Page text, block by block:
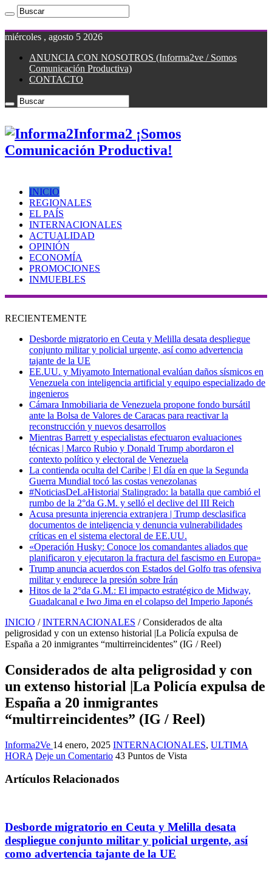
miércoles , agosto 5 2026
ANUNCIA CON NOSOTROS (Informa2ve / Somos
Comunicación Productiva)
CONTACTO
Informa2 ¡Somos
Comunicación Productiva!
INICIO
REGIONALES
EL PAÍS
INTERNACIONALES
ACTUALIDAD
OPINIÓN
ECONOMÍA
PROMOCIONES
INMUEBLES
RECIENTEMENTE
Desborde migratorio en Ceuta y Melilla desata despliegue
conjunto militar y policial urgente, así como advertencia
tajante de la UE
EE.UU. y Miyamoto International evalúan daños sísmicos en
Venezuela con inteligencia artificial y equipo especializado de
ingenieros
Cámara Inmobiliaria de Venezuela propone fondo bursátil
ante la Bolsa de Valores de Caracas para reactivar la
reconstrucción y nuevos desarrollos
Mientras Barrett y especialistas efectuaron evaluaciones
técnicas | Marco Rubio y Donald Trump abordaron el
contexto político y electoral de Venezuela
La contienda oculta del Caribe | El día en que la Segunda
Guerra Mundial tocó las costas venezolanas
#NoticiasDeLaHistoria| Stalingrado: la batalla que cambió el
rumbo de la 2°da G.M. y selló el declive del III Reich
Acusa presunta injerencia extranjera | Trump desclasifica
documentos de inteligencia y denuncia vulnerabilidades
críticas en el sistema electoral de EE.UU.
«Operación Husky: Conoce los comandantes aliados que
planificaron y ejecutaron la fractura del fascismo en Europa»
Trump anuncia acuerdos con Estados del Golfo tras ofensiva
militar y endurece la presión sobre Irán
Hitos de la 2°da G.M.: El impacto estratégico de Midway,
Guadalcanal e Iwo Jima en el colapso del Imperio Japonés
INICIO / INTERNACIONALES / Considerados de alta
peligrosidad y con un extenso historial |La Policía expulsa de
España a 20 inmigrantes “multirreincidentes” (IG / Reel)
Considerados de alta peligrosidad y con
un extenso historial |La Policía expulsa de
España a 20 inmigrantes
“multirreincidentes” (IG / Reel)
Informa2Ve 14 enero, 2025 INTERNACIONALES, ULTIMA
HORA Deje un Comentario 43 Puntos de Vista
Artículos Relacionados
Desborde migratorio en Ceuta y Melilla desata
despliegue conjunto militar y policial urgente, así
como advertencia tajante de la UE